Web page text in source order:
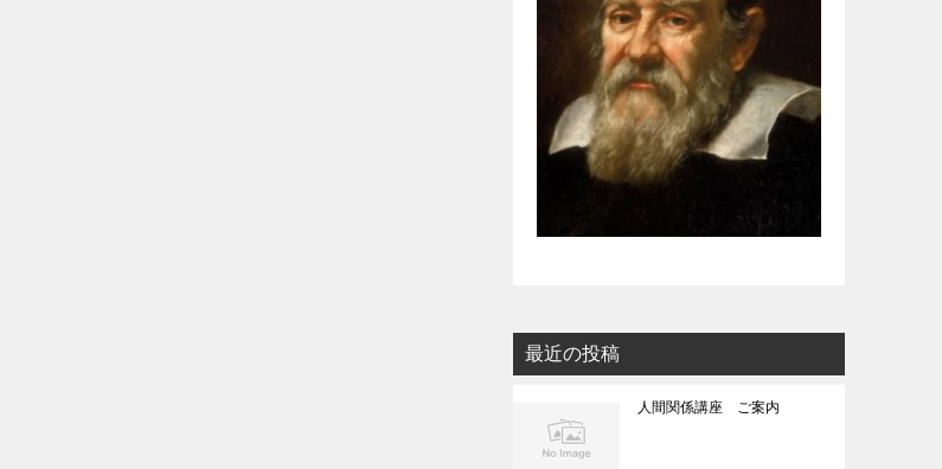
最近の投稿
人間関係講座 ご案内